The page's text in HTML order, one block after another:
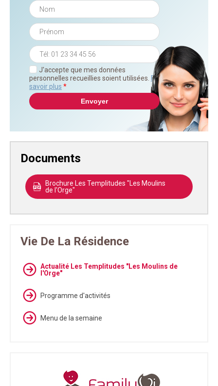
J'accepte que mes données
personnelles recueillies soient utilisées. En
savoir plus *
Documents
Brochure Les Templitudes "Les Moulins
de l'Orge"
Vie De La Résidence
Actualité Les Templitudes "Les Moulins de
l'Orge"
Programme d'activités
Menu de la semaine